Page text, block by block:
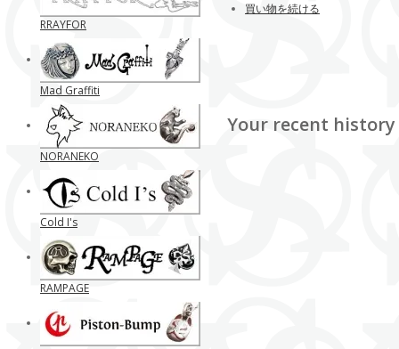
買い物を続ける
Your recent history
RRAYFOR
Mad Graffiti
NORANEKO
Cold I's
RAMPAGE